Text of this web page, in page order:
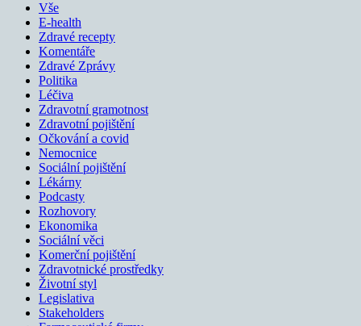
Vše
E-health
Zdravé recepty
Komentáře
Zdravé Zprávy
Politika
Léčiva
Zdravotní gramotnost
Zdravotní pojištění
Očkování a covid
Nemocnice
Sociální pojištění
Lékárny
Podcasty
Rozhovory
Ekonomika
Sociální věci
Komerční pojištění
Zdravotnické prostředky
Životní styl
Legislativa
Stakeholders